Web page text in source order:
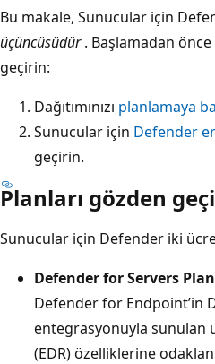
Bu makale, Sunucular için
üçüncüsüdür. Başlamadan
geçirin:
Dağıtımınızı planlamaya
Sunucular için Defender
geçirin.
Planları gözden
Sunucular için Defender iki
Defender for Servers
Defender for Endpoint’in
entegrasyonuyla sunulan
(EDR) özelliklerine